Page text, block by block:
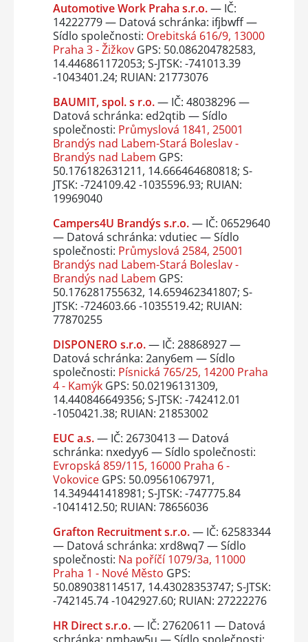
Automotive Work Praha s.r.o.— IČ:
14222779 — Datová schránka: ifjbwff —
Sídlo společnosti: Orebitská 616/9, 13000
Praha 3 - ŽižkovGPS: 50.086204782583,
14.446861172053; S-JTSK: -741013.39
-1043401.24; RUIAN: 21773076
BAUMIT, spol. s r.o.— IČ: 48038296 —
Datová schránka: ed2qtib — Sídlo
společnosti: Průmyslová 1841, 25001
Brandýs nad Labem-Stará Boleslav -
Brandýs nad Labem GPS:
50.176182631211, 14.666464680818; S-
JTSK: -724109.42 -1035596.93; RUIAN:
19969040
Campers4U Brandýs s.r.o.— IČ: 06529640
— Datová schránka: vdutiec — Sídlo
společnosti: Průmyslová 2584, 25001
Brandýs nad Labem-Stará Boleslav -
Brandýs nad Labem GPS:
50.176281755632, 14.659462341807; S-
JTSK: -724603.66 -1035519.42; RUIAN:
77870255
DISPONERO s.r.o.— IČ: 28868927 —
Datová schránka: 2any6em — Sídlo
společnosti: Písnická 765/25, 14200 Praha
4 - KamýkGPS: 50.02196131309,
14.440846649356; S-JTSK: -742412.01
-1050421.38; RUIAN: 21853002
EUC a.s.— IČ: 26730413 — Datová
schránka: nxedyy6 — Sídlo společnosti:
Evropská 859/115, 16000 Praha 6 -
VokoviceGPS: 50.09561067971,
14.349441418981; S-JTSK: -747775.84
-1041412.50; RUIAN: 78656036
Grafton Recruitment s.r.o.— IČ: 62583344
— Datová schránka: xrd8wq7 — Sídlo
společnosti: Na poříčí 1079/3a, 11000
Praha 1 - Nové Město GPS:
50.089038114517, 14.43028353747; S-JTSK:
-742145.74 -1042927.60; RUIAN: 27222276
HR Direct s.r.o.— IČ: 27620611 — Datová